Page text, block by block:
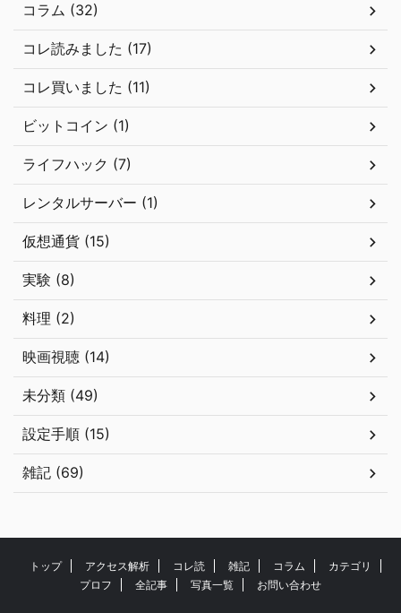
コラム (32)
コレ読みました (17)
コレ買いました (11)
ビットコイン (1)
ライフハック (7)
レンタルサーバー (1)
仮想通貨 (15)
実験 (8)
料理 (2)
映画視聴 (14)
未分類 (49)
設定手順 (15)
雑記 (69)
トップ アクセス解析 コレ読 雑記 コラム
カテゴリ
プロフ
全記事 写真一覧 お問い合わせ